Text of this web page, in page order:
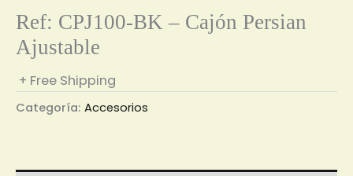
Ref: CPJ100-BK – Cajón Persian
Ajustable
+ Free Shipping
Categoría: Accesorios